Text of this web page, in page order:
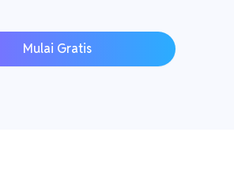
Mulai Gratis